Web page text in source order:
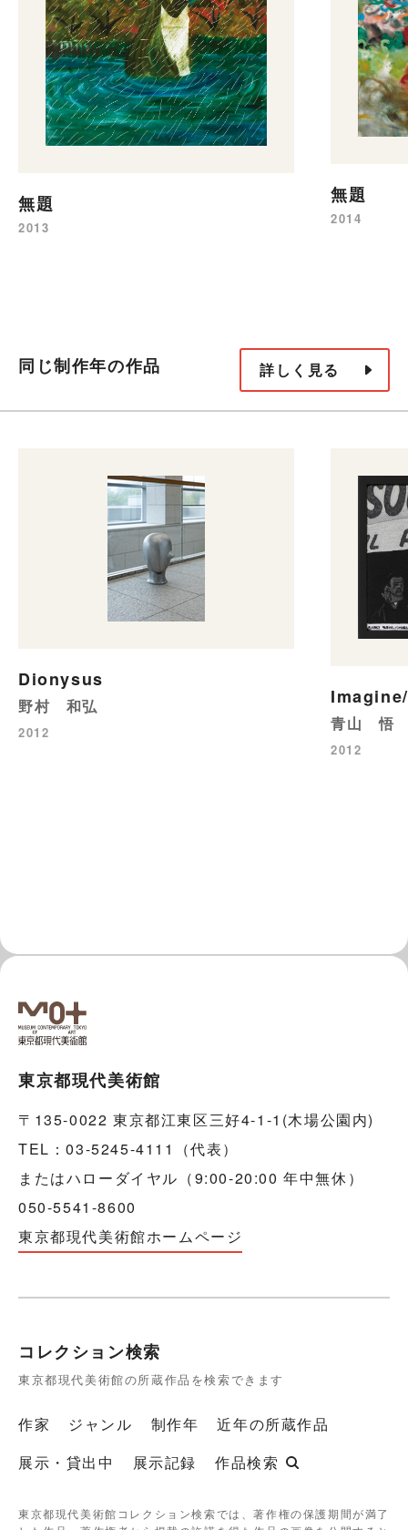
無題
2013
無題
2014
同じ制作年の作品 詳しく見る
Dionysus
野村 和弘
2012 青山 悟
2012
東京都現代美術館
〒135-0022 東京都江東区三好4-1-1(木場公園内)
TEL：03-5245-4111（代表）
またはハローダイヤル（9:00-20:00 年中無休）
050-5541-8600
東京都現代美術館ホームページ
コレクション検索
東京都現代美術館の所蔵作品を検索できます
作家 ジャンル 制作年
近年の所蔵作品
展示・貸出中
展示記録 作品検索
東京都現代美術館コレクション検索では、著作権の保護期間が満了